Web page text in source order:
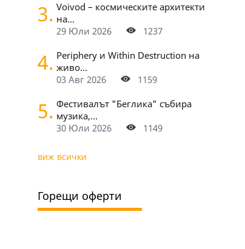
3. Voivod – космическите архитекти
на...
29 Юли 2026
1237
4. Periphery и Within Destruction на
живо...
03 Авг 2026
1159
5. Фестивалът "Беглика" събира
музика,...
30 Юли 2026
1149
виж всички
Горещи оферти